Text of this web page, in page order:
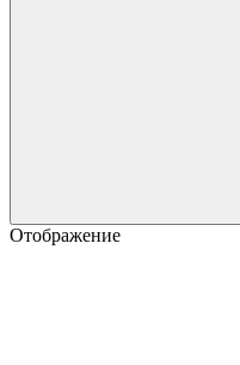
Отображение